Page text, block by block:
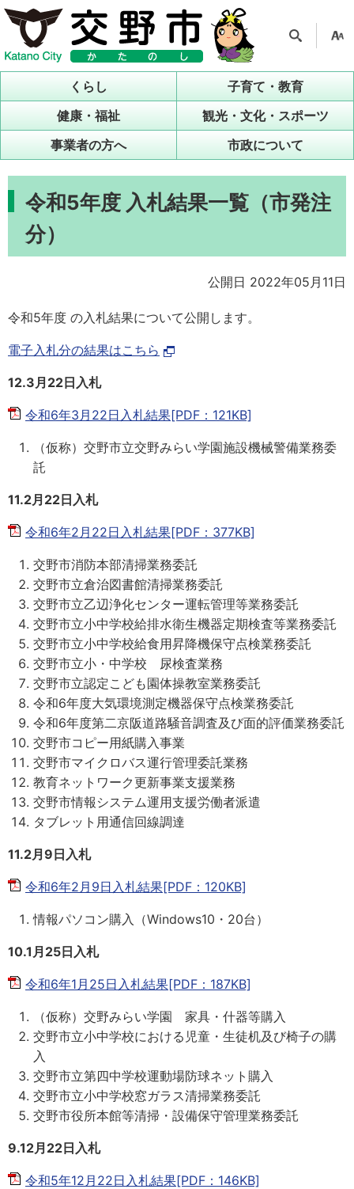
ル
くらし
子育て・教育
健康・福祉
観光・文化・スポーツ
事業者の方へ
市政について
令和5年度 入札結果一覧（市発注
分）
公開日 2022年05月11日
令和5年度 の入札結果について公開します。
電子入札分の結果はこちら
12.3月22日入札
令和6年3月22日入札結果[PDF：121KB]
（仮称）交野市立交野みらい学園施設機械警備業務委
託
11.2月22日入札
令和6年2月22日入札結果[PDF：377KB]
交野市消防本部清掃業務委託
交野市立倉治図書館清掃業務委託
交野市立乙辺浄化センター運転管理等業務委託
交野市立小中学校給排水衛生機器定期検査等業務委託
交野市立小中学校給食用昇降機保守点検業務委託
交野市立小・中学校 尿検査業務
交野市立認定こども園体操教室業務委託
令和6年度大気環境測定機器保守点検業務委託
令和6年度第二京阪道路騒音調査及び面的評価業務委託
交野市コピー用紙購入事業
交野市マイクロバス運行管理委託業務
教育ネットワーク更新事業支援業務
交野市情報システム運用支援労働者派遣
タブレット用通信回線調達
11.2月9日入札
令和6年2月9日入札結果[PDF：120KB]
情報パソコン購入（Windows10・20台）
10.1月25日入札
令和6年1月25日入札結果[PDF：187KB]
（仮称）交野みらい学園 家具・什器等購入
交野市立小中学校における児童・生徒机及び椅子の購
入
交野市立第四中学校運動場防球ネット購入
交野市立小中学校窓ガラス清掃業務委託
交野市役所本館等清掃・設備保守管理業務委託
9.12月22日入札
令和5年12月22日入札結果[PDF：146KB]